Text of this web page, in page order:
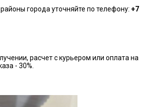
города уточняйте по телефону: +7
расчет с курьером или оплата на
- 30%.